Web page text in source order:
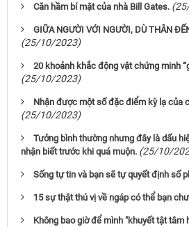
Căn hầm bí mật của nhà Bill Gates.
GIỮA NGƯỜI VỚI NGƯỜI, DÙ THÂN
(25/10/2023)
20 khoảnh khắc động vật chứng minh
(25/10/2023)
Nhận được một số đặc điểm kỳ lạ của
(25/10/2023)
Tưởng bình thường nhưng đây là dấu
nhận biết trước khi quá muộn. (25/10/
Sống tự tin và bạn sẽ tự quyết định số
15 sự thật thú vị về ngáp có thể bạn
Không bao giờ để mình "khuyết tật tâm